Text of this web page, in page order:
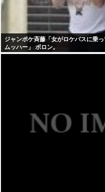
ジャンポケ斉藤「女がロケバスに乗
ムッハー」 ボロン。